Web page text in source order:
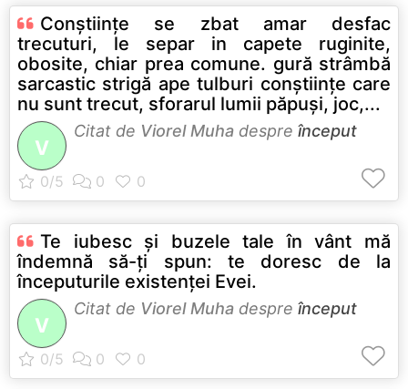
Conştiinţe se zbat amar desfac
trecuturi, le separ in capete ruginite,
obosite, chiar prea comune. gură strâmbă
sarcastic strigă ape tulburi conştiinţe care
nu sunt trecut, sforarul lumii păpuşi, joc,...
V
Citat de Viorel Muha despre început
Te iubesc şi buzele tale în vânt mă
îndemnă să-ţi spun: te doresc de la
începuturile existenţei Evei.
V
Citat de Viorel Muha despre început